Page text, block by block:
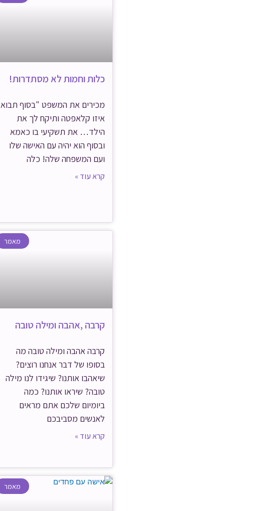
כלות וחמות לא מסתדרות!
מכירים את המשפט "בסוף תבוא
איזו קלאפטה ותיקח לך את
הילד… את תשקיעי בו כאמא
ובסוף הוא יהיה עם האישה שלו
ועם המשפחה שלה! כלה
קרא עוד »
מאמר
קרבה ,אהבה ומילה טובה
קרבה אהבה ומילה טובה מה
בסופו של דבר אנחנו רוצים?
שיאהבו אותנו? שיגידו לנו מילה
טובה? שיראו אותנו? כמה
ביומיום שלכם אתם מראים
לאנשים מסביבכם
קרא עוד »
מאמר